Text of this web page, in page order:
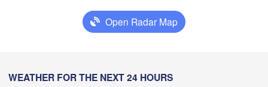
Open Radar Map
WEATHER FOR THE NEXT 24 HOURS
Klaipėda
Калининград
(Kaliningrad)
Šiauliai
Būbleliai